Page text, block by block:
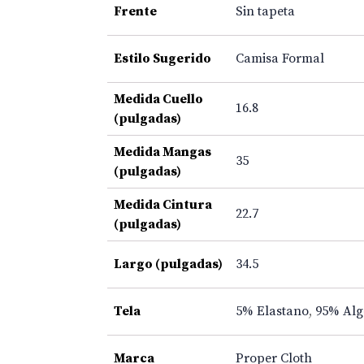
Frente Sin tapeta
Estilo Sugerido Camisa Formal
Medida Cuello
(pulgadas)
16.8
Medida Mangas
(pulgadas)
35
Medida Cintura
(pulgadas)
22.7
Largo (pulgadas) 34.5
Tela 5% Elastano, 95%
Marca Proper Cloth